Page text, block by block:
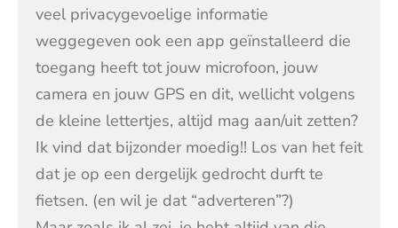
veel privacygevoelige informatie
weggegeven ook een app geïnstalleerd die
toegang heeft tot jouw microfoon, jouw
camera en jouw GPS en dit, wellicht volgens
de kleine lettertjes, altijd mag aan/uit zetten?
Ik vind dat bijzonder moedig!! Los van het feit
dat je op een dergelijk gedrocht durft te
fietsen. (en wil je dat “adverteren”?)